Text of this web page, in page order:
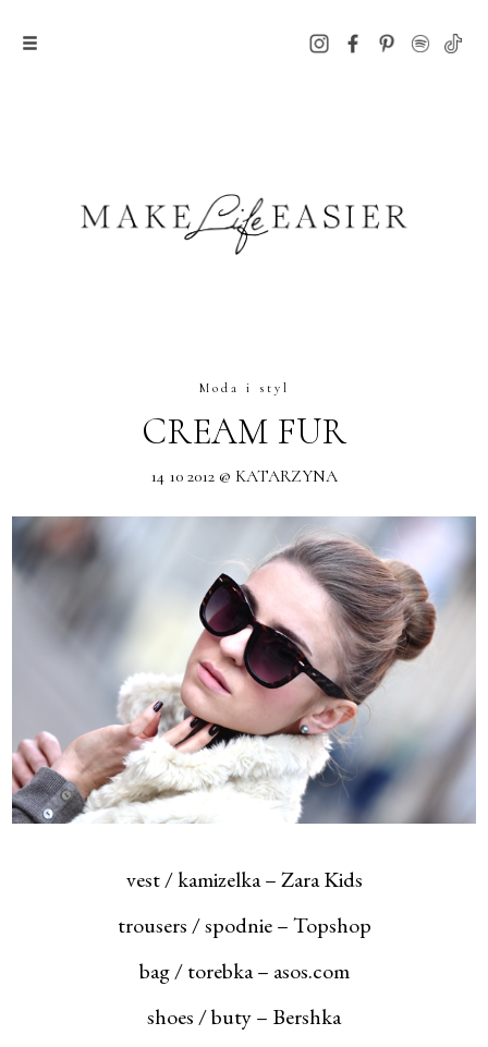
Moda i styl
CREAM FUR
14 10 2012 @ KATARZYNA
vest / kamizelka – Zara Kids
trousers / spodnie – Topshop
bag / torebka – asos.com
shoes / buty – Bershka